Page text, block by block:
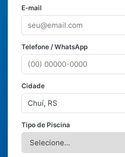
E-mail
Telefone / WhatsApp
Cidade
Tipo de Piscina